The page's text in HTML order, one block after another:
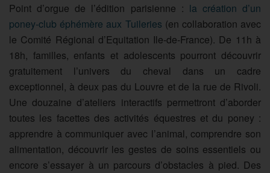
Point d’orgue de l’édition parisienne : la création d’un
poney-club éphémère aux Tuileries (en collaboration avec
le Comité Régional d’Equitation Ile-de-France). De 11h à
18h, familles, enfants et adolescents pourront découvrir
gratuitement l’univers du cheval dans un cadre
exceptionnel, à deux pas du Louvre et de la rue de Rivoli.
Une douzaine d’ateliers interactifs permettront d’aborder
toutes les facettes des activités équestres et du poney :
apprendre à communiquer avec l’animal, comprendre son
alimentation, découvrir les gestes de soins essentiels ou
encore s’essayer à un parcours d’obstacles à pied. Des